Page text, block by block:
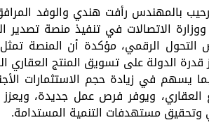
بالمهندس رأفت هندي والوفد
الاتصالات في تنفيذ منصة تصدير
التحول الرقمي، مؤكدة أن المنصة
الدولة على تسويق المنتج العقاري
يسهم في زيادة حجم الاستثمارات
العقاري، ويوفر فرص عمل جديدة،
وتحقيق مستهدفات التنمية المستدامة.